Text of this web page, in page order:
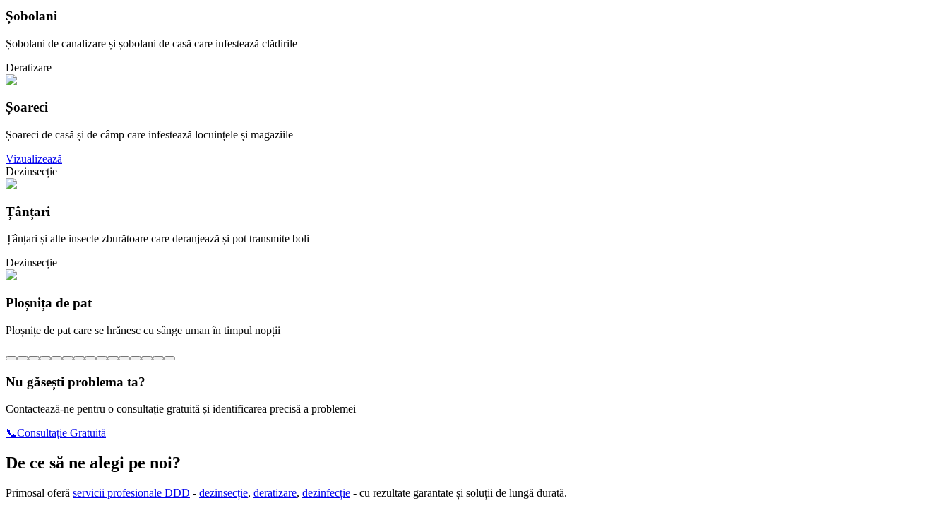
Șobolani
Șobolani de canalizare și șobolani de casă care infestează clădirile
Deratizare
Șoareci
Șoareci de casă și de câmp care infestează locuințele și magaziile
Vizualizează
Dezinsecție
Țânțari
Țânțari și alte insecte zburătoare care deranjează și pot transmite boli
Dezinsecție
Ploșnița de pat
Ploșnițe de pat care se hrănesc cu sânge uman în timpul nopții
Nu găsești problema ta?
Contactează-ne pentru o consultație gratuită și identificarea precisă a problemei
📞Consultație Gratuită
De ce să ne alegi pe noi?
Primosal oferă servicii profesionale DDD - dezinsecție, deratizare, dezinfecție - cu rezultate garantate și soluții de lungă durată.